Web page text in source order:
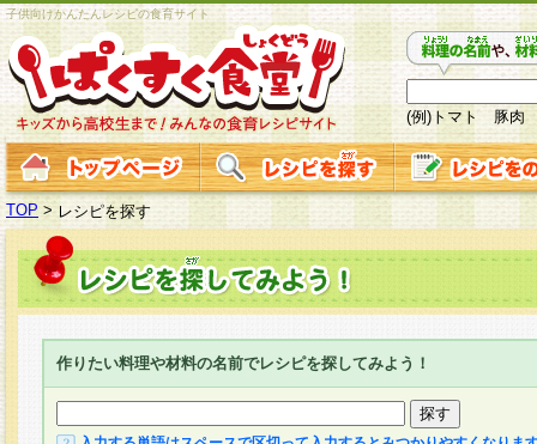
子供向けかんたんレシピの食育サイト
(例)トマト 豚肉
TOP > レシピを探す
作りたい料理や材料の名前でレシピを探してみよう！